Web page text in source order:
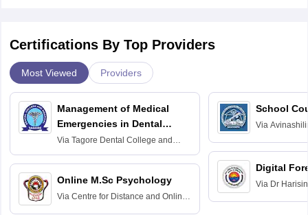
Certifications By Top Providers
Most Viewed Providers
Management of Medical
Emergencies in Dental
Practice
Via Tagore Dental College and
Hospital, Chennai
Online M.Sc Psychology
Via Centre for Distance and Online
School
Via
Education for
Digital
Via Dr